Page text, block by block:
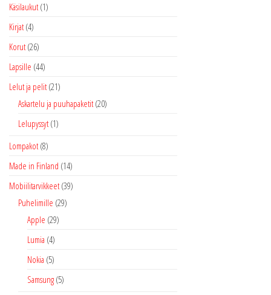
Käsilaukut (1)
Kirjat (4)
Korut (26)
Lapsille (44)
Lelut ja pelit (21)
Askartelu ja puuhapaketit (20)
Lelupyssyt (1)
Lompakot (8)
Made in Finland (14)
Mobiilitarvikkeet (39)
Puhelimille (29)
Apple (29)
Lumia (4)
Nokia (5)
Samsung (5)